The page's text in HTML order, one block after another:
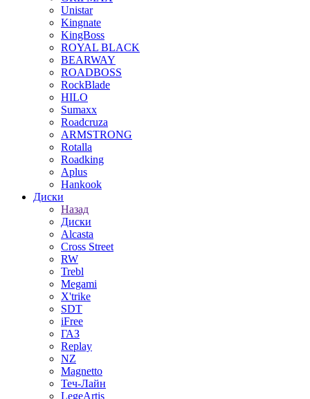
Unistar
Kingnate
KingBoss
ROYAL BLACK
BEARWAY
ROADBOSS
RockBlade
HILO
Sumaxx
Roadcruza
ARMSTRONG
Rotalla
Roadking
Aplus
Hankook
Диски
Назад
Диски
Alcasta
Cross Street
RW
Trebl
Megami
X'trike
SDT
iFree
ГАЗ
Replay
NZ
Magnetto
Теч-Лайн
LegeArtis